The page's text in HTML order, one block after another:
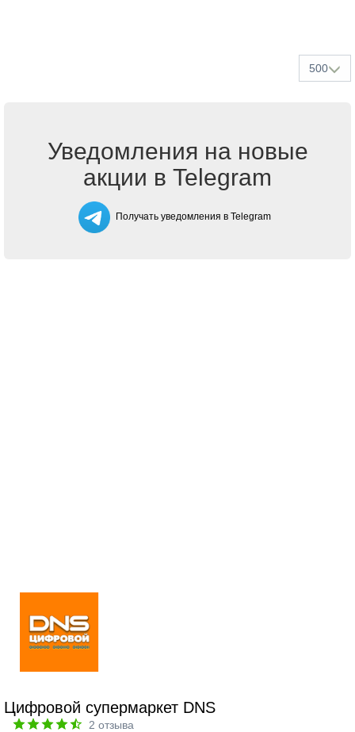
500
Уведомления на новые
акции в Telegram
Получать уведомления в Telegram
Цифровой супермаркет DNS
2 отзыва